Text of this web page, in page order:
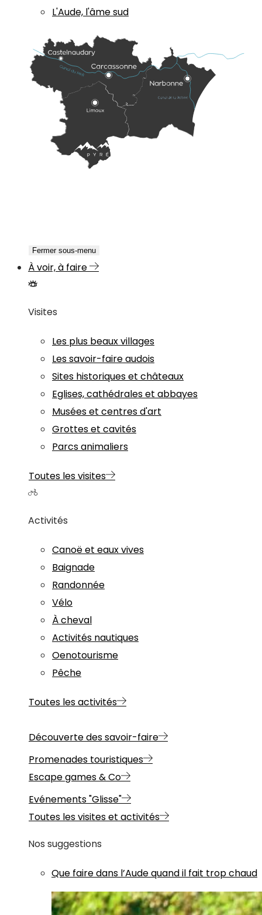
L'Aude, l'âme sud
Fermer sous-menu
À voir, à faire
Visites
Les plus beaux villages
Les savoir-faire audois
Sites historiques et châteaux
Eglises, cathédrales et abbayes
Musées et centres d'art
Grottes et cavités
Parcs animaliers
Toutes les visites
Activités
Canoë et eaux vives
Baignade
Randonnée
Vélo
À cheval
Activités nautiques
Oenotourisme
Pêche
Toutes les activités
Découverte des savoir-faire
Promenades touristiques
Escape games & Co
Evénements "Glisse"
Toutes les visites et activités
Nos suggestions
Que faire dans l’Aude quand il fait trop chaud